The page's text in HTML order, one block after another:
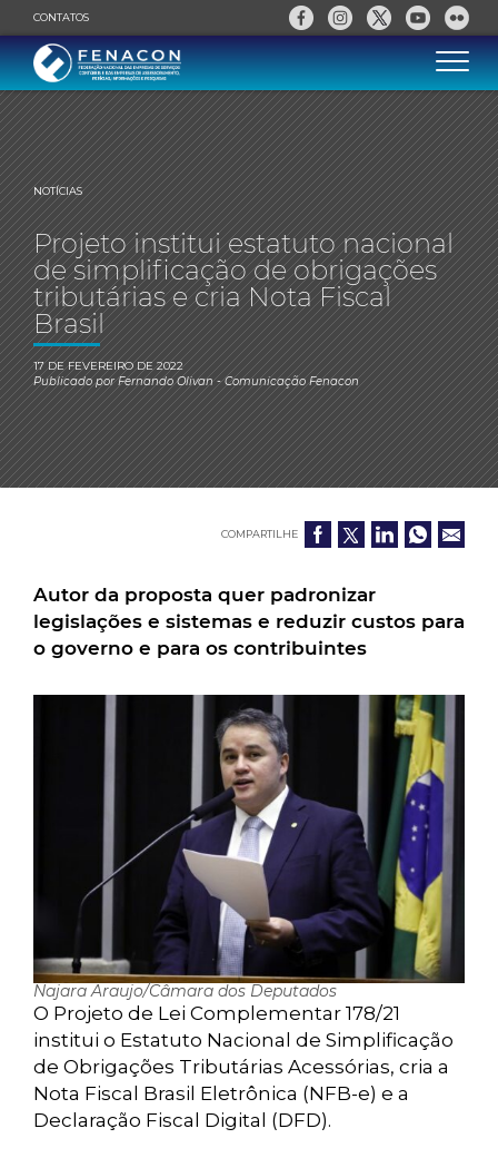
CONTATOS
NOTÍCIAS
Projeto institui estatuto nacional
de simplificação de obrigações
tributárias e cria Nota Fiscal
Brasil
17 DE FEVEREIRO DE 2022
Publicado porFernando Olivan- Comunicação Fenacon
COMPARTILHE
Autor da proposta quer padronizar
legislações e sistemas e reduzir custos para
o governo e para os contribuintes
Najara Araujo/Câmara dos Deputados
O Projeto de Lei Complementar 178/21
institui o Estatuto Nacional de Simplificação
de Obrigações Tributárias Acessórias, cria a
Nota Fiscal Brasil Eletrônica (NFB-e) e a
Declaração Fiscal Digital (DFD).